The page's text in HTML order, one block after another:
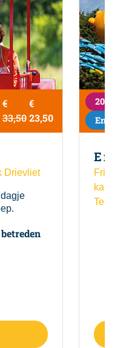
Originele prijs:
€
33,50
Aanbiedingsprijs:
€
23,50
Drievliet
20-40
Entree
Frites
Tea